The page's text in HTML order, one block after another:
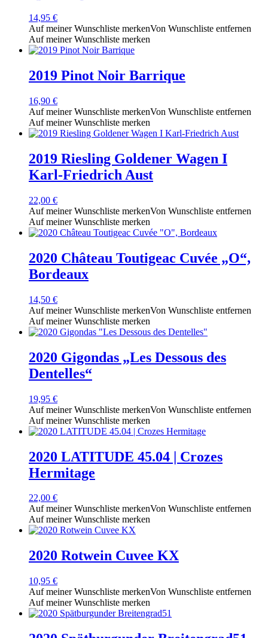
14,95 €
Auf meiner Wunschliste merkenVon Wunschliste entfernen
Auf meiner Wunschliste merken
2019 Pinot Noir Barrique
16,90 €
Auf meiner Wunschliste merkenVon Wunschliste entfernen
Auf meiner Wunschliste merken
2019 Riesling Goldener Wagen I
Karl-Friedrich Aust
22,00 €
Auf meiner Wunschliste merkenVon Wunschliste entfernen
Auf meiner Wunschliste merken
2020 Château Toutigeac Cuvée „O“,
Bordeaux
14,50 €
Auf meiner Wunschliste merkenVon Wunschliste entfernen
Auf meiner Wunschliste merken
2020 Gigondas „Les Dessous des
Dentelles“
19,95 €
Auf meiner Wunschliste merkenVon Wunschliste entfernen
Auf meiner Wunschliste merken
2020 LATITUDE 45.04 | Crozes
Hermitage
22,00 €
Auf meiner Wunschliste merkenVon Wunschliste entfernen
Auf meiner Wunschliste merken
2020 Rotwein Cuvee KX
10,95 €
Auf meiner Wunschliste merkenVon Wunschliste entfernen
Auf meiner Wunschliste merken